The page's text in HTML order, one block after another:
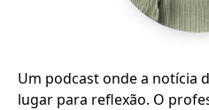
Um podcast onde a notícia
lugar para reflexão. O